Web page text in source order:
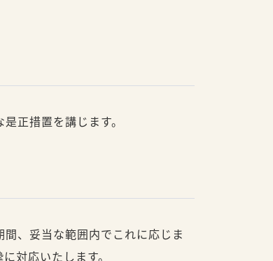
正措置を講じます。
、妥当な範囲内でこれに応じま
対応いたします。